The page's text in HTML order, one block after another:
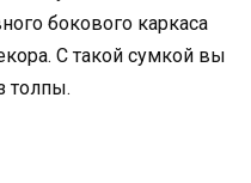
бокового каркаса
С такой сумкой вы
толпы.